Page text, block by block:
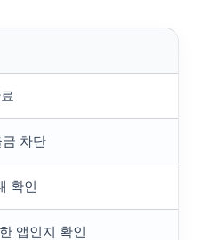
차단
확인
앱인지 확인